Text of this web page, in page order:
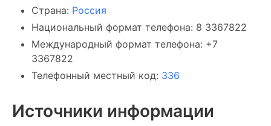
Страна: Россия
Национальный формат телефона: 8 3367822
Международный формат телефона: +7
3367822
Телефонный местный код: 336
Источники информации